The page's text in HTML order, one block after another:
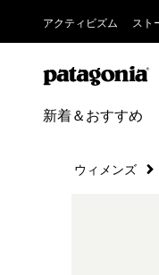
アクティビズム スト
新着＆おすすめ
ウィメンズ